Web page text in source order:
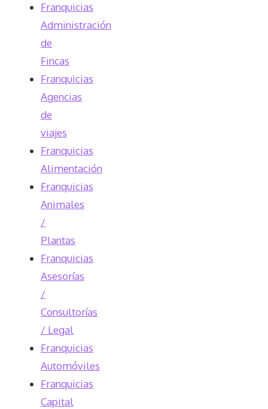
Franquicias
Administración
de
Fincas
Franquicias
Agencias
de
viajes
Franquicias
Alimentación
Franquicias
Animales
/
Plantas
Franquicias
Asesorías
/
Consultorías
/ Legal
Franquicias
Automóviles
Franquicias
Capital